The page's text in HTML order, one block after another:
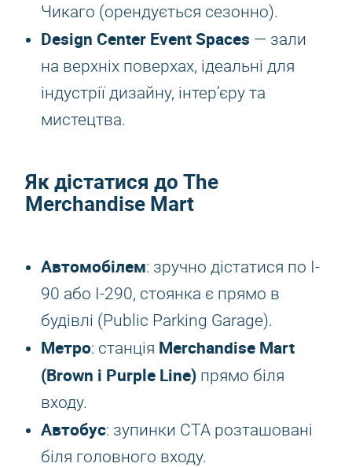
Чикаго (орендується сезонно).
Design Center Event Spaces — зали
на верхніх поверхах, ідеальні для
індустрії дизайну, інтер’єру та
мистецтва.
Як дістатися до The
Merchandise Mart
Автомобілем: зручно дістатися по I-
90 або I-290, стоянка є прямо в
будівлі (Public Parking Garage).
Метро: станція Merchandise Mart
(Brown і Purple Line) прямо біля
входу.
Автобус: зупинки CTA розташовані
біля головного входу.